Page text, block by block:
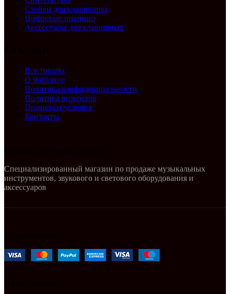
Стойки для клавишных
Цифровые пианино
Аксессуары для клавишных
Все товары
О магазине
Политика конфиденциальности
Политика возвратов
Правила и условия
Контакты
Специализированный магазин по продаже музыкальных
инструментов, звукового и светового оборудования и
аксессуаров